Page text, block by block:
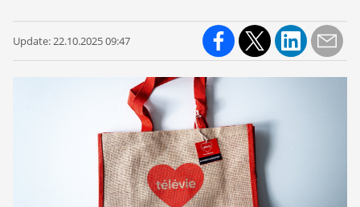
Update:22.10.2025 09:47